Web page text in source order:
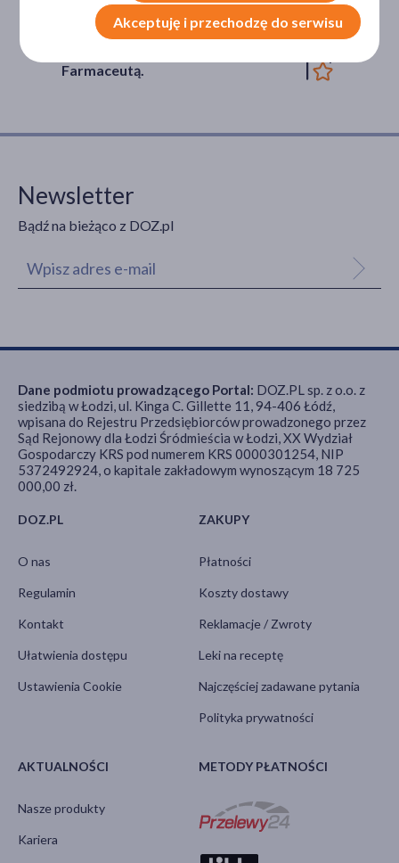
Wsparcie w leczeniu
Farmaceutą.
Newsletter
Bądź na bieżąco z DOZ.pl
DOZ.PL
O nas
Regulamin
Kontakt
Ułatwienia dostępu
Ustawienia Cookie
ZAKUPY
Płatności
Koszty dostawy
Reklamacje / Zwroty
Leki na receptę
Najczęściej zadawane pytania
Polityka prywatności
AKTUALNOŚCI
Nasze produkty
Kariera
METODY PŁATNOŚCI
Dane podmiotu prowadzącego Portal: DOZ.PL sp. z o.o. z
siedzibą w Łodzi, ul. Kinga C. Gillette 11, 94-406 Łódź,
wpisana do Rejestru Przedsiębiorców prowadzonego przez
Sąd Rejonowy dla Łodzi Śródmieścia w Łodzi, XX Wydział
Gospodarczy KRS pod numerem KRS 0000301254, NIP
5372492924, o kapitale zakładowym wynoszącym 18 725
000,00 zł.
Akceptuję i przechodzę do serwisu